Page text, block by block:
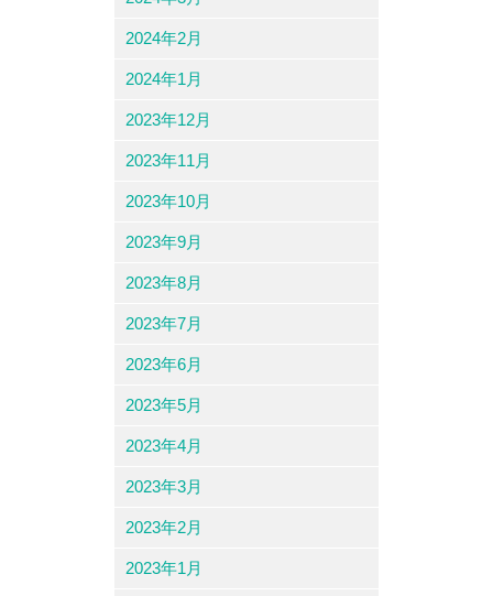
2024年2月
2024年1月
2023年12月
2023年11月
2023年10月
2023年9月
2023年8月
2023年7月
2023年6月
2023年5月
2023年4月
2023年3月
2023年2月
2023年1月